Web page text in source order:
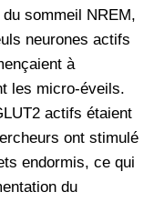
sommeil NREM,
neurones actifs
à
les micro-éveils.
actifs étaient
ont stimulé
endormis, ce qui
du